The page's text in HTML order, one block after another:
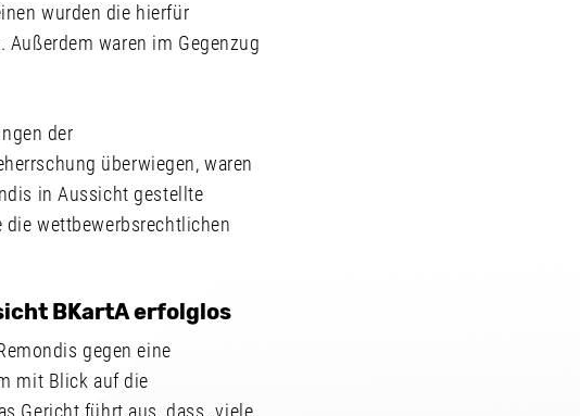
wurden die hierfür
waren im Gegenzug
der
überwiegen, waren
in Aussicht gestellte
wettbewerbsrechtlichen
BKartA erfolglos
gegen eine
mit Blick auf die
Gericht führt aus, dass „viele